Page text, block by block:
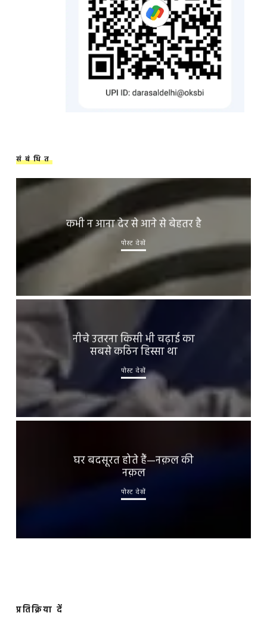
संबंधित
कभी न आना देर से आने से बेहतर है
पोस्ट देखें
नीचे उतरना किसी भी चढ़ाई का
सबसे कठिन हिस्सा था
पोस्ट देखें
घर बदसूरत होते हैं—नक़ल की
नक़ल
पोस्ट देखें
प्रतिक्रिया दें